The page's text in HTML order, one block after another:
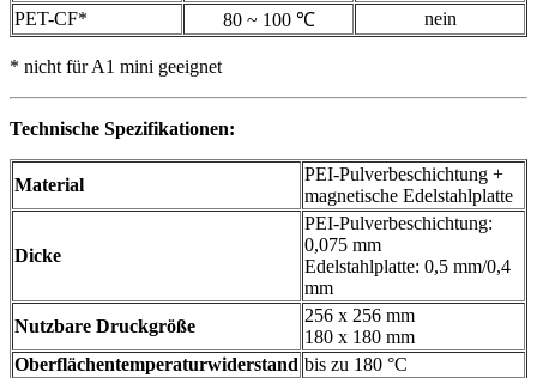
PET-CF*
80 ~ 100 ℃ nein
* nicht für A1 mini geeignet
Technische Spezifikationen:
Material
PEI-Pulverbeschichtung +
magnetische Edelstahlplatte
Dicke
PEI-Pulverbeschichtung:
0,075 mm
Edelstahlplatte: 0,5 mm/0,4
mm
Nutzbare Druckgröße
256 x 256 mm
180 x 180 mm
Oberflächentemperaturwiderstand bis zu 180 °C